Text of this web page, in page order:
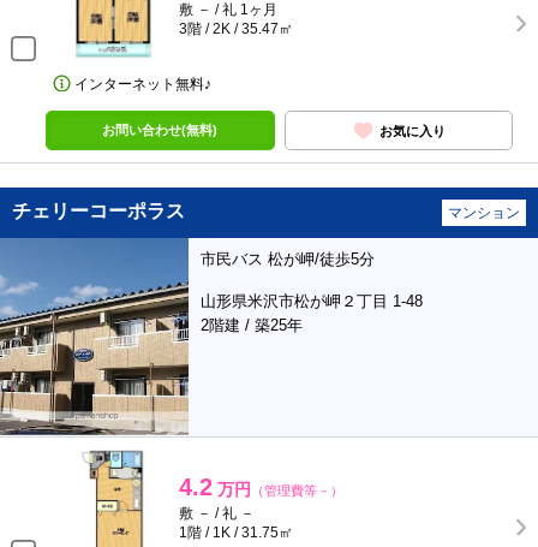
敷 － / 礼 1ヶ月
3階 / 2K / 35.47㎡
インターネット無料♪
お問い合わせ(無料) お気に入り
チェリーコーポラス マンション
市民バス 松が岬/徒歩5分
山形県米沢市松が岬２丁目 1-48
2階建 / 築25年
4.2 万円 （管理費等－）
敷 － / 礼 －
1階 / 1K / 31.75㎡